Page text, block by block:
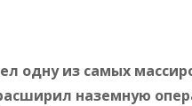
одну из самых
наземную